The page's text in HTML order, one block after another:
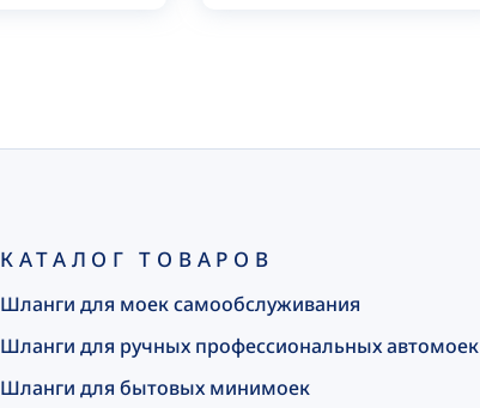
КАТАЛОГ ТОВАРОВ
Шланги для моек самообслуживания
Шланги для ручных профессиональных автомоек
Шланги для бытовых минимоек